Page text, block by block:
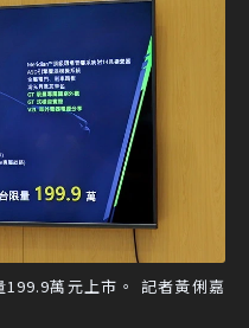
萬元上市。 記者黃俐嘉